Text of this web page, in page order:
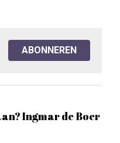
ABONNEREN
Ingmar de Boer